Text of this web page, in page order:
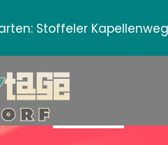
Stoffeler